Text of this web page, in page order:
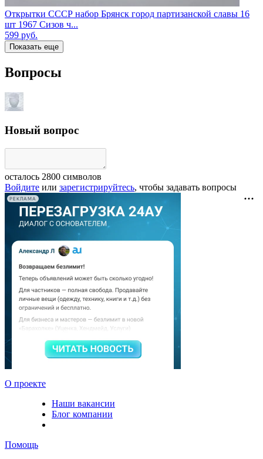
Открытки СССР набор Брянск город партизанской славы 16
шт 1967 Сизов ч...
599 руб.
Показать еще
Вопросы
Новый вопрос
осталось 2800 символов
Войдите или зарегистрируйтесь, чтобы задавать вопросы
РЕКЛАМА
О проекте
Наши вакансии
Блог компании
Помощь